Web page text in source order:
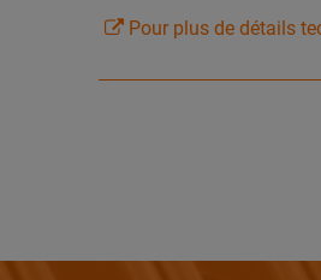
Pour plus de détails